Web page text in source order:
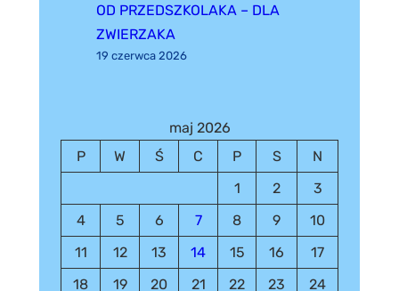
OD PRZEDSZKOLAKA – DLA
ZWIERZAKA
19 czerwca 2026
maj 2026
P
W Ś C P S
N
1
2
3
4
5 6 7 8 9
10
11
12 13 14 15 16
17
18
19 20 21 22 23
24